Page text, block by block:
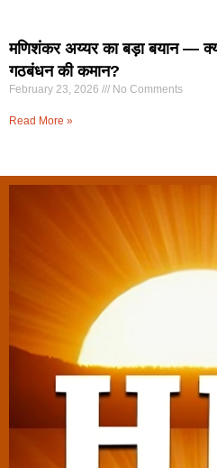
मणिशंकर अय्यर का बड़ा बयान —
गठबंधन की कमान?
February 23, 2026 No Comments
Read More »